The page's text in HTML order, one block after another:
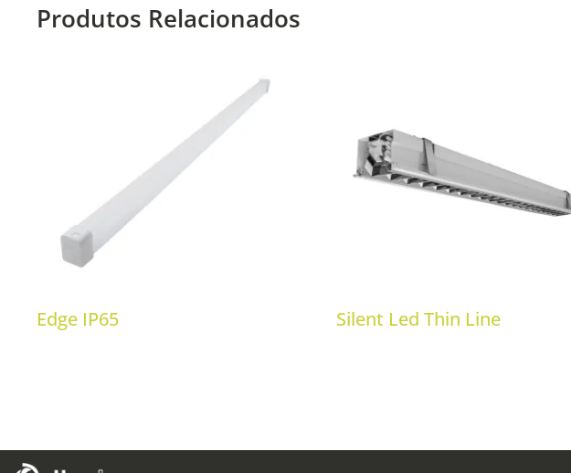
Produtos Relacionados
Edge IP65 Silent Led Thin Line